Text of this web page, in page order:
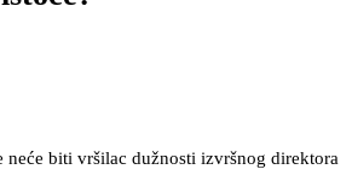
neće biti vršilac dužnosti izvršnog direktora